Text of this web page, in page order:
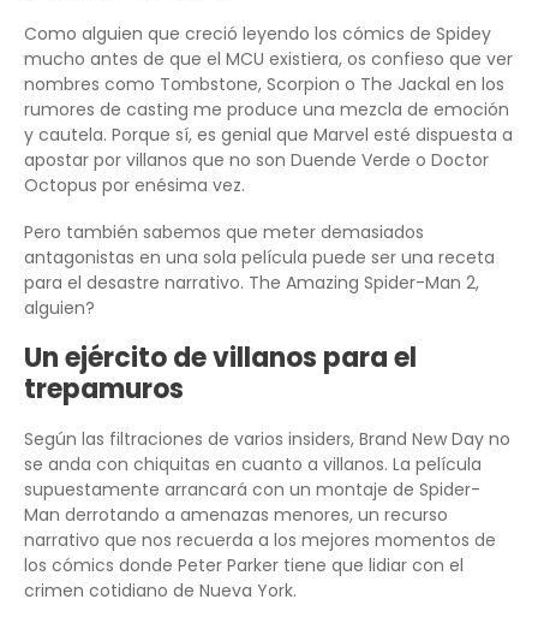
Como alguien que creció leyendo los cómics de Spidey
mucho antes de que el MCU existiera, os confieso que ver
nombres como Tombstone, Scorpion o The Jackal en los
rumores de casting me produce una mezcla de emoción
y cautela. Porque sí, es genial que Marvel esté dispuesta a
apostar por villanos que no son Duende Verde o Doctor
Octopus por enésima vez.
Pero también sabemos que meter demasiados
antagonistas en una sola película puede ser una receta
para el desastre narrativo. The Amazing Spider-Man 2,
alguien?
Un ejército de villanos para el
trepamuros
Según las filtraciones de varios insiders, Brand New Day no
se anda con chiquitas en cuanto a villanos. La película
supuestamente arrancará con un montaje de Spider-
Man derrotando a amenazas menores, un recurso
narrativo que nos recuerda a los mejores momentos de
los cómics donde Peter Parker tiene que lidiar con el
crimen cotidiano de Nueva York.